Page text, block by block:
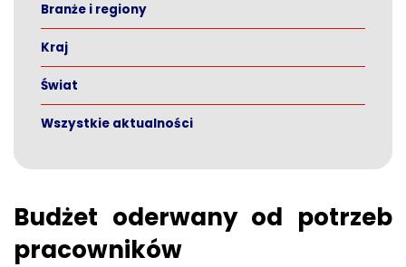
Branże i regiony
Kraj
Świat
Wszystkie aktualności
Budżet oderwany od potrzeb
pracowników